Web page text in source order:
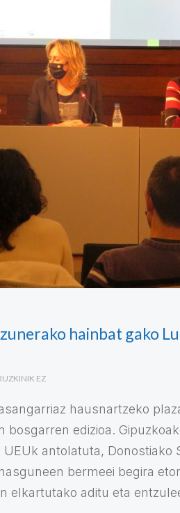
hainbat gako
EZ
hausnartzeko
bosgarren edizioa.
antolatuta, Donostiako
bermeei begira
elkartutako aditu eta